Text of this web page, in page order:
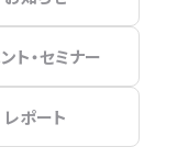
ト・セミナー
レポート